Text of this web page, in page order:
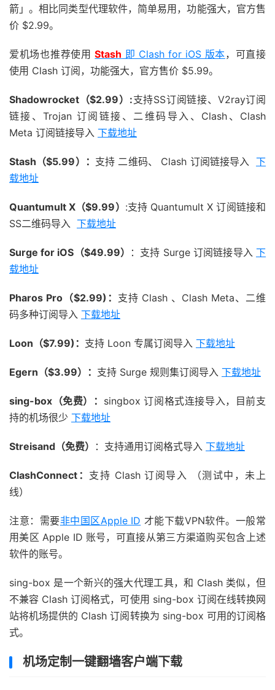
箭」。相比同类型代理软件，简单易用，功能强大，官方售
价 $2.99。
爱机场也推荐使用Stash 即 Clash for iOS 版本，可直接
使用 Clash 订阅，功能强大，官方售价 $5.99。
Shadowrocket（$2.99）:支持SS订阅链接、V2ray订阅
链接、Trojan 订阅链接、二维码导入、Clash、Clash
Meta 订阅链接导入 下载地址
Stash（$5.99）： 支持 二维码、 Clash 订阅链接导入下
载地址
Quantumult X（$9.99） :支持 Quantumult X 订阅链接和
SS二维码导入 下载地址
Surge for iOS（$49.99） ：支持 Surge 订阅链接导入 下
载地址
Pharos Pro（$2.99)： 支持 Clash 、Clash Meta、二维
码多种订阅导入 下载地址
Loon（$7.99)： 支持 Loon 专属订阅导入 下载地址
Egern（$3.99）： 支持 Surge 规则集订阅导入 下载地址
sing-box（免费）： singbox 订阅格式连接导入，目前支
持的机场很少 下载地址
Streisand（免费） ：支持通用订阅格式导入 下载地址
ClashConnect： 支持 Clash 订阅导入 （测试中，未上
线）
注意：需要非中国区Apple ID 才能下载VPN软件。一般常
用美区 Apple ID 账号，可直接从第三方渠道购买包含上述
软件的账号。
sing-box 是一个新兴的强大代理工具，和 Clash 类似，但
不兼容 Clash 订阅格式，可使用 sing-box 订阅在线转换网
站将机场提供的 Clash 订阅转换为 sing-box 可用的订阅格
式。
机场定制一键翻墙客户端下载